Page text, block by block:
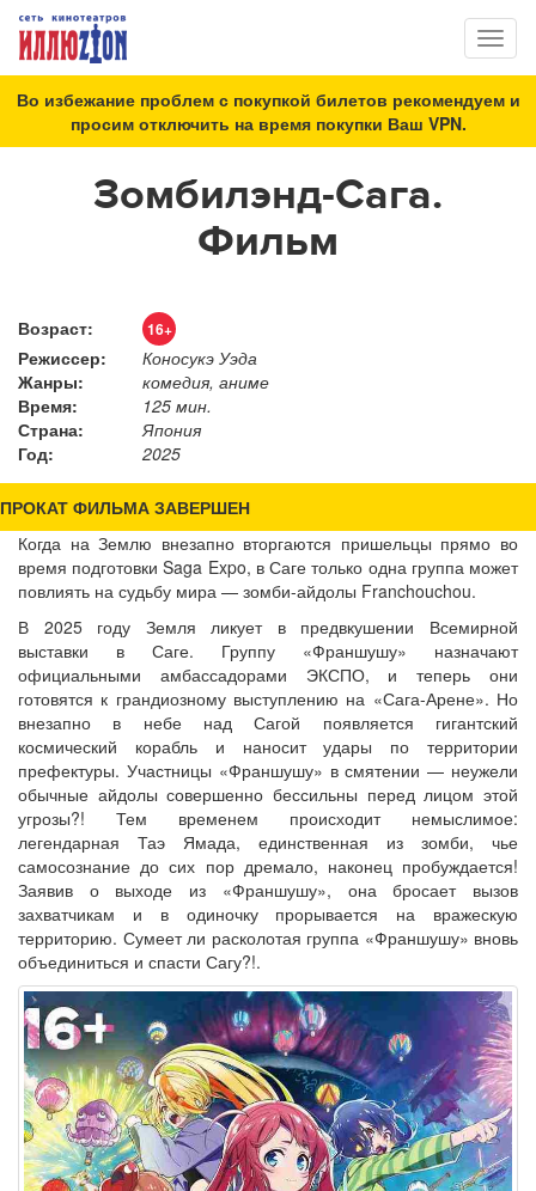
Во избежание проблем с покупкой билетов рекомендуем и
просим отключить на время покупки Ваш VPN.
Зомбилэнд-Сага.
Фильм
Возраст: 16+
Режиссер:
Коносукэ Уэда
Жанры:
комедия, аниме
Время:
125 мин.
Страна:
Япония
Год:
2025
ПРОКАТ ФИЛЬМА ЗАВЕРШЕН
Когда на Землю внезапно вторгаются пришельцы прямо во
время подготовки Saga Expo, в Саге только одна группа может
повлиять на судьбу мира — зомби-айдолы Franchouchou.
В 2025 году Земля ликует в предвкушении Всемирной
выставки в Саге. Группу «Франшушу» назначают
официальными амбассадорами ЭКСПО, и теперь они
готовятся к грандиозному выступлению на «Сага-Арене». Но
внезапно в небе над Сагой появляется гигантский
космический корабль и наносит удары по территории
префектуры. Участницы «Франшушу» в смятении — неужели
обычные айдолы совершенно бессильны перед лицом этой
угрозы?! Тем временем происходит немыслимое:
легендарная Таэ Ямада, единственная из зомби, чье
самосознание до сих пор дремало, наконец пробуждается!
Заявив о выходе из «Франшушу», она бросает вызов
захватчикам и в одиночку прорывается на вражескую
территорию. Сумеет ли расколотая группа «Франшушу» вновь
объединиться и спасти Сагу?!.